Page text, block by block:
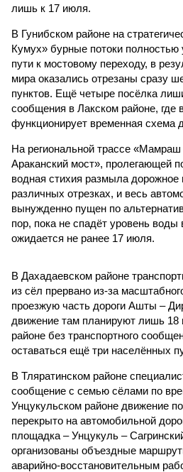
лишь к 17 июля.
В Гунибском районе на
Кумух» бурные потоки
пути к мостовому переходу, в
мира оказались отрезаны сразу
пунктов. Ещё четыре посёлка
сообщения в Лакском районе, где
функционирует временная схема
На региональной трассе
Араканский мост», пролегающей
водная стихия размыла дорожное
различных отрезках, и весь
вынужденно пущен по
пор, пока не спадёт уровень воды
ожидается не ранее 17 июля.
В Дахадаевском районе
из сёл прервано из-за
проезжую часть дороги Ашты –
движение там планируют лишь
районе без транспортного
оставаться ещё три населённых
В Тляратинском районе
сообщение с семью сёлами по
Унцукульском районе движение
перекрыто на автомобильной
площадка – Унцукуль –
организованы объездные
аварийно-восстановительным